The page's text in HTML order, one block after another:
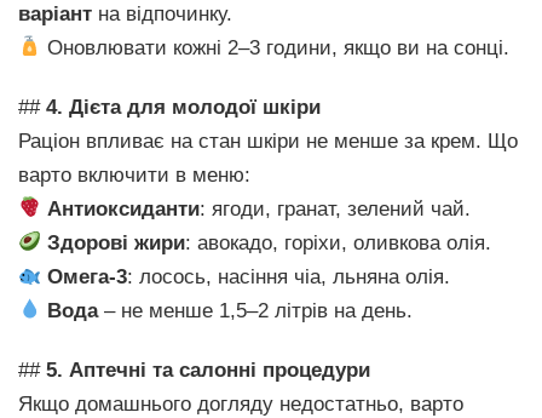
варіант на відпочинку.
Оновлювати кожні 2–3 години, якщо ви на сонці.
## 4. Дієта для молодої шкіри
Раціон впливає на стан шкіри не менше за крем. Що
варто включити в меню:
Антиоксиданти: ягоди, гранат, зелений чай.
Здорові жири: авокадо, горіхи, оливкова олія.
Омега-3: лосось, насіння чіа, льняна олія.
Вода– не менше 1,5–2 літрів на день.
## 5. Аптечні та салонні процедури
Якщо домашнього догляду недостатньо, варто